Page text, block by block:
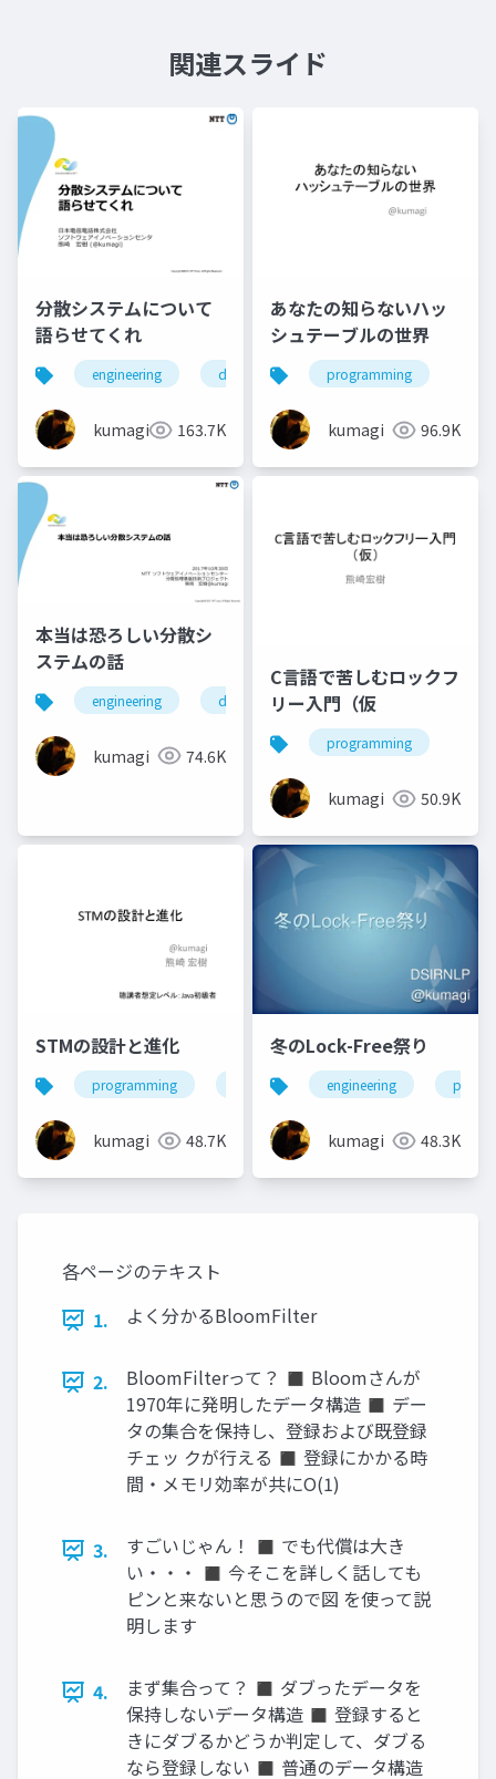
関連スライド
分散システムについて
語らせてくれ
engineering distributed system
kumagi 163.7K
あなたの知らないハッ
シュテーブルの世界
programming
kumagi 96.9K
本当は恐ろしい分散シ
ステムの話
engineering database big data
kumagi 74.6K
C言語で苦しむロックフ
リー入門（仮
programming
kumagi 50.9K
STMの設計と進化
programming engineering
kumagi 48.7K
冬のLock-Free祭り
engineering
kumagi 48.3K
各ページのテキスト
1.
よく分かるBloomFilter
2.
BloomFilterって？ ◼ Bloomさんが
1970年に発明したデータ構造 ◼ デー
タの集合を保持し、登録および既登録
チェッ クが行える ◼ 登録にかかる時
間・メモリ効率が共にO(1)
3.
すごいじゃん！ ◼ でも代償は大き
い・・・ ◼ 今そこを詳しく話しても
ピンと来ないと思うので図 を使って説
明します
4.
まず集合って？ ◼ ダブったデータを
保持しないデータ構造 ◼ 登録すると
きにダブるかどうか判定して、ダブる
なら登録しない ◼ 普通のデータ構造